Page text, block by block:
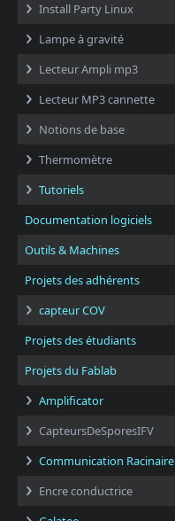
Install Party Linux
Lampe à gravité
Lecteur Ampli mp3
Lecteur MP3 cannette
Notions de base
Thermomètre
Tutoriels
Documentation logiciels
Outils & Machines
Projets des adhérents
capteur COV
Projets des étudiants
Projets du Fablab
Amplificator
CapteursDeSporesIFV
Communication Racinaire
Encre conductrice